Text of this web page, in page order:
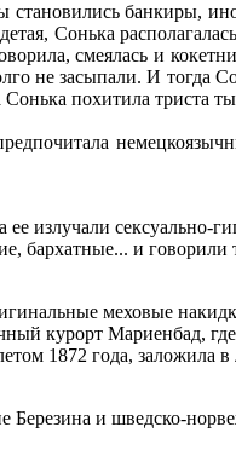
банкиры,
Сонька
смеялась и
не засыпали. И тогда
похитила триста
излучали сексуально-
бархатные... и говорили
меховые
курорт Мариенбад, где
1872 года,
Березина и шведско-